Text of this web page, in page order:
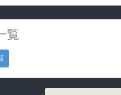
覧